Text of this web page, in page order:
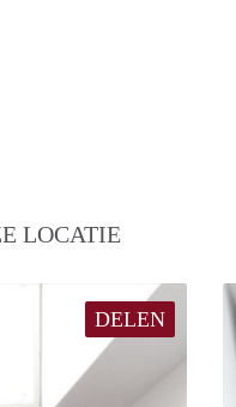
LOCATIE
DELEN